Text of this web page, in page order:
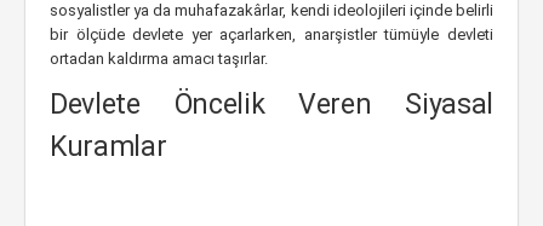
sosyalistler ya da muhafazakârlar, kendi ideolojileri içinde belirli
bir ölçüde devlete yer açarlarken, anarşistler tümüyle devleti
ortadan kaldırma amacı taşırlar.
Devlete Öncelik Veren Siyasal
Kuramlar